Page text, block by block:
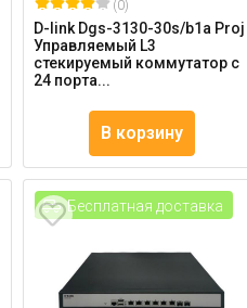
(0)
D-link Dgs-3130-30s/b1a Proj
Управляемый L3
стекируемый коммутатор с
24 порта...
В корзину
Бесплатная доставка